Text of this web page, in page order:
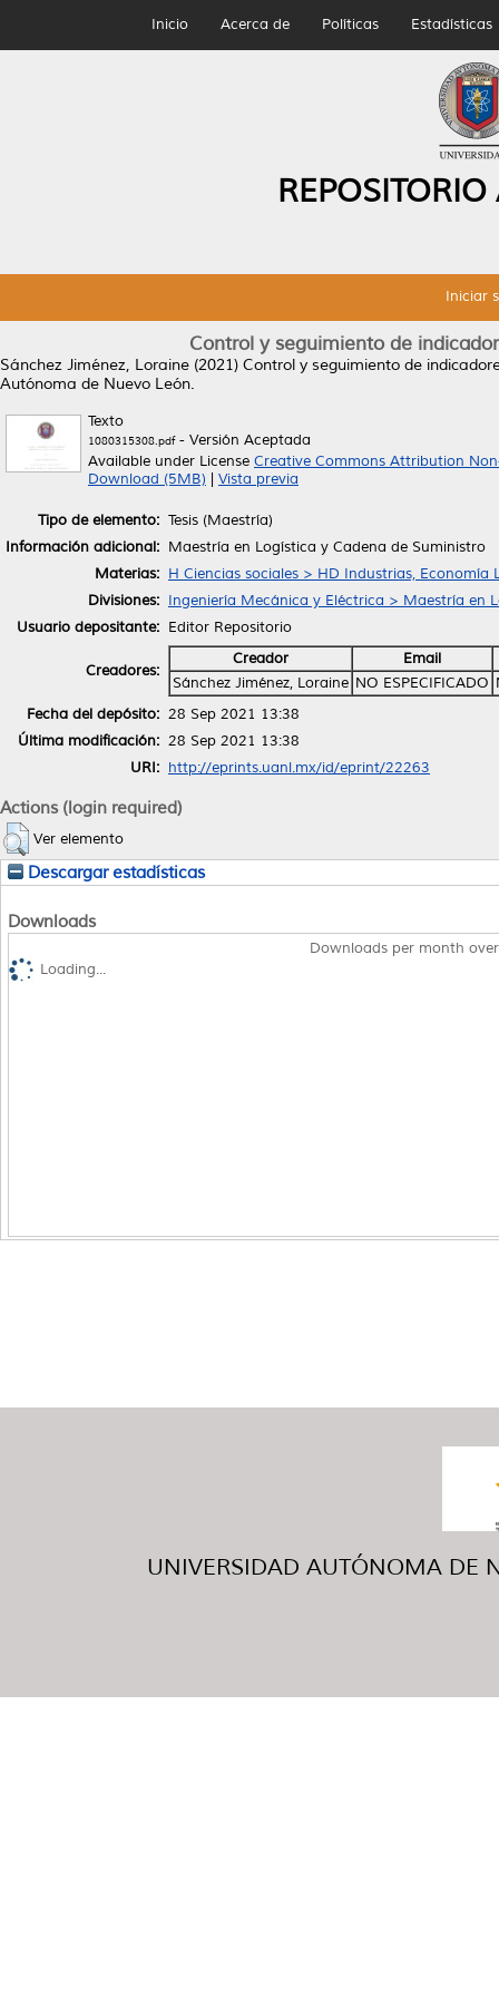
Inicio Acerca de Políticas Estadísticas
Iniciar
Control y seguimiento de
Sánchez Jiménez, Loraine (2021) Control y seguimiento de
Autónoma de Nuevo León.
Texto
1080315308.pdf- Versión Aceptada
Available under License Creative Commons Attribution
Download (5MB)
Vista previa
Tipo de elemento: Tesis (Maestría)
Información adicional: Maestría en Logística y Cadena de Suministro
Materias: H Ciencias sociales > HD Industrias, Economía
Divisiones: Ingeniería Mecánica y Eléctrica > Maestría en
Usuario depositante: Editor Repositorio
Creadores:
Creador
Email
Sánchez Jiménez, Loraine NO ESPECIFICADO
Fecha del depósito: 28 Sep 2021 13:38
Última modificación: 28 Sep 2021 13:38
URI: http://eprints.uanl.mx/id/eprint/22263
Actions (login required)
Ver elemento
Descargar estadísticas
Downloads
Downloads per month
Loading...
UNIVERSIDAD AUTÓNOMA DE